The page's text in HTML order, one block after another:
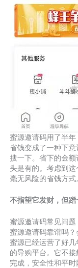
蜜源邀请码用了半
省钱变成了一种下
搜一下。省下的金
头是有的。考虑到
毫无风险的省钱方式
不指望它发财，但蹭
蜜源邀请码常见问题
蜜源邀请码靠谱吗？
蜜源已经运营了好
的导购平台。它不
完成，安全性和平时